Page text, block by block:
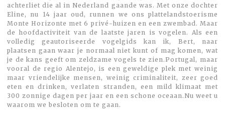
achterliet die al in Nederland gaande was. Met onze dochter
Eline, nu 14 jaar oud, runnen we ons plattelandstoerisme
Monte Horizonte met 6 privé-huizen en een zwembad. Maar
de hoofdactiviteit van de laatste jaren is vogelen. Als een
volledig geautoriseerde vogelgids kan ik, Bert, naar
plaatsen gaan waar je normaal niet kunt of mag komen, wat
je de kans geeft om zeldzame vogels te zien.Portugal, maar
vooral de regio Alentejo, is een geweldige plek met weinig
maar vriendelijke mensen, weinig criminaliteit, zeer goed
eten en drinken, verlaten stranden, een mild klimaat met
300 zonnige dagen per jaar en een schone oceaan.Nu weet u
waarom we besloten om te gaan.